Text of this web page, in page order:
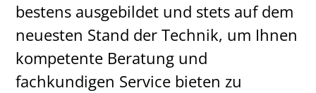
bestens ausgebildet und stets auf dem
neuesten Stand der Technik, um Ihnen
kompetente Beratung und
fachkundigen Service bieten zu